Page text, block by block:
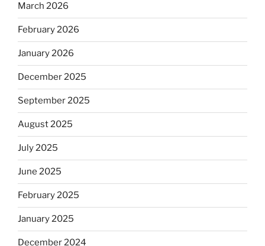
March 2026
February 2026
January 2026
December 2025
September 2025
August 2025
July 2025
June 2025
February 2025
January 2025
December 2024